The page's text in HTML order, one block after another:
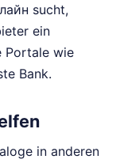
sucht,
ein
Portale wie
Bank.
in anderen